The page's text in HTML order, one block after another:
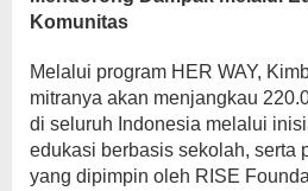
Komunitas
Melalui program HER WAY,
mitranya akan menjangkau
di seluruh Indonesia melalui
edukasi berbasis sekolah, serta
yang dipimpin oleh RISE